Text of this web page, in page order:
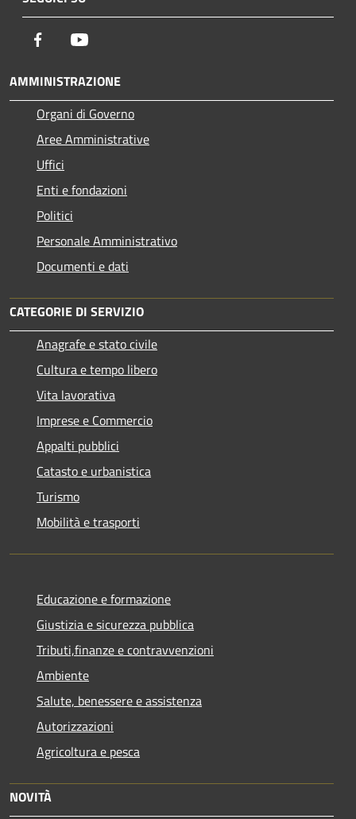
Facebook
AMMINISTRAZIONE
Organi di Governo
Aree Amministrative
Uffici
Enti e fondazioni
Politici
Personale Amministrativo
Documenti e dati
CATEGORIE DI SERVIZIO
Anagrafe e stato civile
Cultura e tempo libero
Vita lavorativa
Imprese e Commercio
Appalti pubblici
Catasto e urbanistica
Turismo
Mobilità e trasporti
Educazione e formazione
Giustizia e sicurezza pubblica
Tributi,finanze e contravvenzioni
Ambiente
Salute, benessere e assistenza
Autorizzazioni
Agricoltura e pesca
NOVITÀ